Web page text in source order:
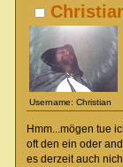
Username: Christian
Hmm...mögen tue
oft den ein oder
es derzeit auch